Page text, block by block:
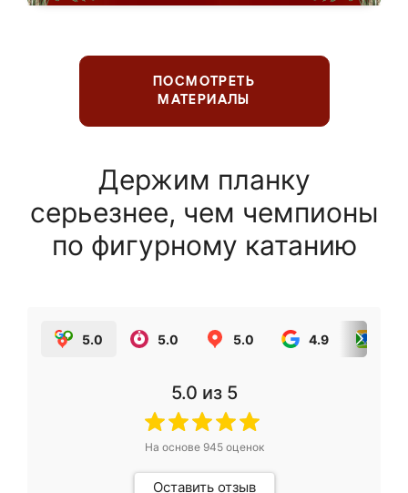
ПОСМОТРЕТЬ
МАТЕРИАЛЫ
Держим планку
серьезнее, чем чемпионы
по фигурному катанию
5.0 5.0 5.0 4.9
5.0 из 5
На основе 945оценок
Оставить отзыв